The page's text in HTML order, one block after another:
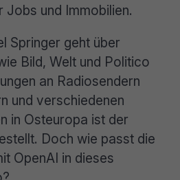
Jobs und Immobilien.
Springer geht über
Bild, Welt und Politico
an Radiosendern
und verschiedenen
in Osteuropa ist der
Doch wie passt die
OpenAI in dieses